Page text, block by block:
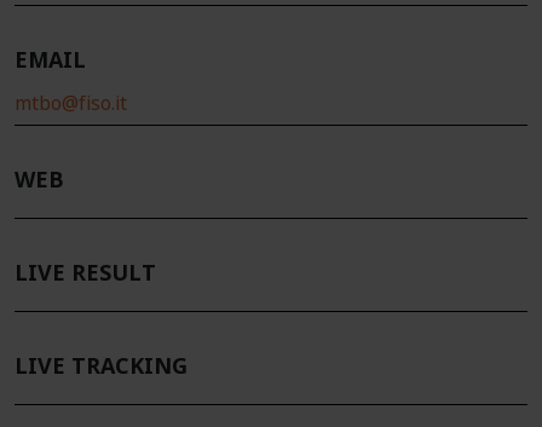
EMAIL
mtbo@fiso.it
WEB
LIVE RESULT
LIVE TRACKING